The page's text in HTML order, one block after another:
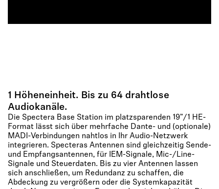
1 Höheneinheit. Bis zu 64 drahtlose
Audiokanäle.
Die Spectera Base Station im platzsparenden 19”/1 HE-
Format lässt sich über mehrfache Dante- und (optionale)
MADI-Verbindungen nahtlos in Ihr Audio-Netzwerk
integrieren. Specteras Antennen sind gleichzeitig Sende-
und Empfangsantennen, für IEM-Signale, Mic-/Line-
Signale und Steuerdaten. Bis zu vier Antennen lassen
sich anschließen, um Redundanz zu schaffen, die
Abdeckung zu vergrößern oder die Systemkapazität